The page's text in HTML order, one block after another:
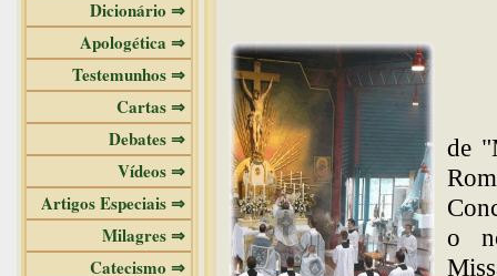
Dicionário ⇒
Apologética ⇒
Testemunhos ⇒
Cartas ⇒
Debates ⇒
Vídeos ⇒
Artigos Especiais ⇒
Milagres ⇒
Catecismo ⇒
de
o